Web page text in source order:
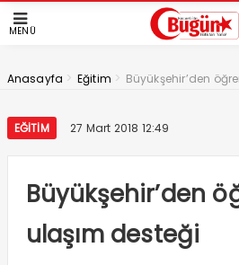
MENÜ
Anasayfa > Eğitim > Büyükşehir’den
EĞITIM 27 Mart 2018 12:49
Büyükşehir’den
ulaşım desteği